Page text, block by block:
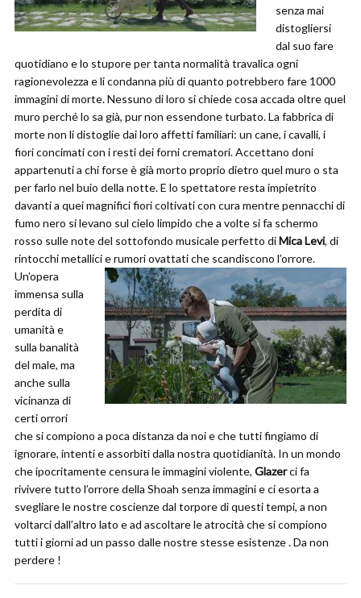
senza mai
distogliersi
dal suo fare
quotidiano e lo stupore per tanta normalità travalica ogni
ragionevolezza e li condanna più di quanto potrebbero fare 1000
immagini di morte. Nessuno di loro si chiede cosa accada oltre quel
muro perché lo sa già, pur non essendone turbato. La fabbrica di
morte non li distoglie dai loro affetti familiari: un cane, i cavalli, i
fiori concimati con i resti dei forni crematori. Accettano doni
appartenuti a chi forse è già morto proprio dietro quel muro o sta
per farlo nel buio della notte. E lo spettatore resta impietrito
davanti a quei magnifici fiori coltivati con cura mentre pennacchi di
fumo nero si levano sul cielo limpido che a volte si fa schermo
rosso sulle note del sottofondo musicale perfetto diMica Levi, di
rintocchi metallici e rumori ovattati che scandiscono l’orrore.
Un’opera
immensa sulla
perdita di
umanità e
sulla banalità
del male, ma
anche sulla
vicinanza di
certi orrori
che si compiono a poca distanza da noi e che tutti fingiamo di
ignorare, intenti e assorbiti dalla nostra quotidianità. In un mondo
che ipocritamente censura le immagini violente, Glazerci fa
rivivere tutto l’orrore della Shoah senza immagini e ci esorta a
svegliare le nostre coscienze dal torpore di questi tempi, a non
voltarci dall’altro lato e ad ascoltare le atrocità che si compiono
tutti i giorni ad un passo dalle nostre stesse esistenze . Da non
perdere !